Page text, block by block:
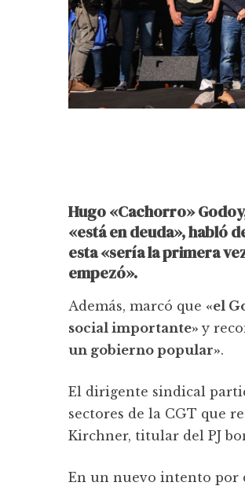
Hugo «Cachorro»
«está en deuda», habló
esta «sería la primera
empezó».
Además, marcó que «el
social importante» y
un gobierno popular».
El dirigente sindical
sectores de la CGT que
Kirchner, titular del PJ
En un nuevo intento por